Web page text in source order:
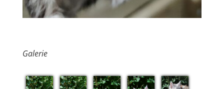
Galerie